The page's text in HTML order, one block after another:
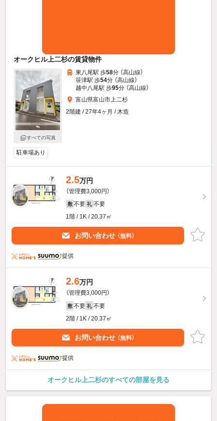
オークヒル上二杉の賃貸物件
すべての写真
東八尾駅 歩58分 （高山線）
笹津駅 歩54分 （高山線）
越中八尾駅 歩95分 （高山線）
富山県富山市上二杉
2階建 / 27年4ヶ月 / 木造
駐車場あり
2.5万円
（管理費3,000円）
敷 不要 礼 不要
1階 / 1K / 20.37㎡
お問い合わせ （無料）
提供
2.6万円
（管理費3,000円）
敷 不要 礼 不要
2階 / 1K / 20.37㎡
お問い合わせ （無料）
提供
オークヒル上二杉のすべての部屋を見る